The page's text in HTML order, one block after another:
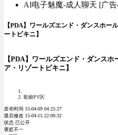
AI电子魅魔-成人聊天 [广
【PDA】ワールズエンド・ダンスホー
ートビキニ】
【PDA】ワールズエンド・ダンス
ア・リゾートビキニ】
歌姬PV区
发布时间 15-04-09 04:25:27
最后修改 15-04-15 22:00:32
状态 已公开
褒贬不一